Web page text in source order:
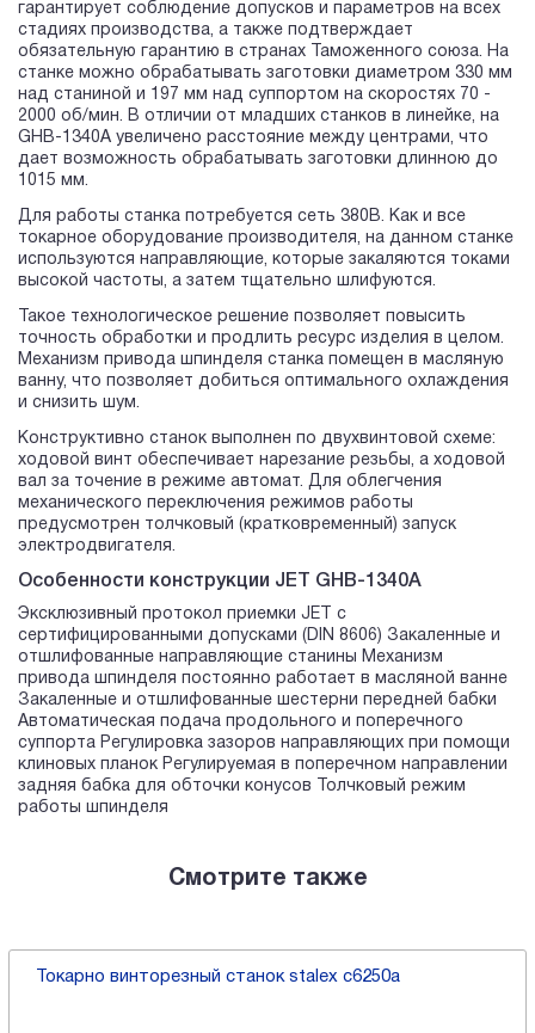
гарантирует соблюдение допусков и параметров на всех
стадиях производства, а также подтверждает
обязательную гарантию в странах Таможенного союза. На
станке можно обрабатывать заготовки диаметром 330 мм
над станиной и 197 мм над суппортом на скоростях 70 -
2000 об/мин. В отличии от младших станков в линейке, на
GHB-1340A увеличено расстояние между центрами, что
дает возможность обрабатывать заготовки длинною до
1015 мм.
Для работы станка потребуется сеть 380В. Как и все
токарное оборудование производителя, на данном станке
используются направляющие, которые закаляются токами
высокой частоты, а затем тщательно шлифуются.
Такое технологическое решение позволяет повысить
точность обработки и продлить ресурс изделия в целом.
Механизм привода шпинделя станка помещен в масляную
ванну, что позволяет добиться оптимального охлаждения
и снизить шум.
Конструктивно станок выполнен по двухвинтовой схеме:
ходовой винт обеспечивает нарезание резьбы, а ходовой
вал за точение в режиме автомат. Для облегчения
механического переключения режимов работы
предусмотрен толчковый (кратковременный) запуск
электродвигателя.
Особенности конструкции JET GHB-1340A
Эксклюзивный протокол приемки JET с
сертифицированными допусками (DIN 8606) Закаленные и
отшлифованные направляющие станины Механизм
привода шпинделя постоянно работает в масляной ванне
Закаленные и отшлифованные шестерни передней бабки
Автоматическая подача продольного и поперечного
суппорта Регулировка зазоров направляющих при помощи
клиновых планок Регулируемая в поперечном направлении
задняя бабка для обточки конусов Толчковый режим
работы шпинделя
Смотрите также
Токарно винторезный станок stalex c6250a